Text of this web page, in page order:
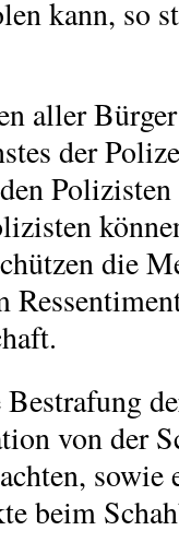
kann, so
aller
der
die
von der
sowie
beim